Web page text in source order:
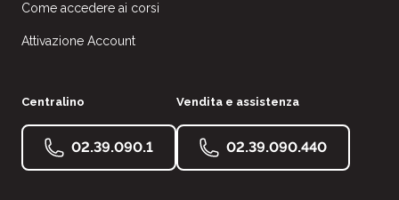
Come accedere ai corsi
Attivazione Account
Centralino
02.39.090.1
Vendita e assistenza
02.39.090.440